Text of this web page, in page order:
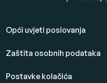
Opći uvjeti poslovanja
Zaštita osobnih podataka
Postavke kolačića